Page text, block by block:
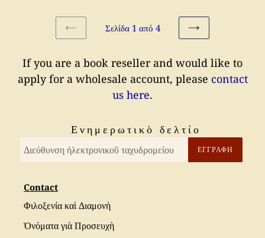
ΠΡΟΗΓΟΎΜΕΝΗ
Σελίδα 1 από 4
ΕΠΌΜΕΝΗ
If you are a book reseller and would like to
apply for a wholesale account, please contact
us here.
Eνημερωτικὸ δελτίο
ἘΓΓΡΑΦῊ
Contact
Φιλοξενία καὶ Διαμονὴ
Ὀνόματα γιὰ Προσευχὴ